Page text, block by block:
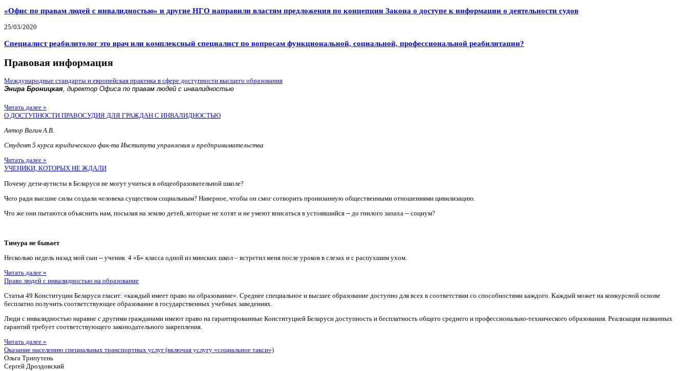
«Офис по правам людей с инвалидностью» и другие НГО направили властям предложения по концепции Закона о доступе к информации о деятельности судов
25/03/2020
Специалист реабилитолог это врач или комплексный специалист по вопросам функциональной, социальной, профессиональной реабилитации?
Правовая информация
Международные стандарты и европейская практика в сфере доступности высшего образования
Энира Броницкая, директор Офиса по правам людей с инвалидностью
Читать далее »
О ДОСТУПНОСТИ ПРАВОСУДИЯ ДЛЯ ГРАЖДАН С ИНВАЛИДНОСТЬЮ
Автор Вагин А.В.
Студент 5 курса юридического фак-та Института управления и предпринимательства
Читать далее »
УЧЕНИКИ, КОТОРЫХ НЕ ЖДАЛИ
Почему дети-аутисты в Беларуси не могут учиться в общеобразовательной школе?
Чего ради высшие силы создали человека существом социальным? Наверное, чтобы он смог сотворить пронизанную общественными отношениями цивилизацию.
Что же они пытаются объяснить нам, посылая на землю детей, которые не хотят и не умеют вписаться в устоявшийся -- до гнилого запаха -- социум?
Тимура не бывает
Несколько недель назад мой сын -- ученик 4 «Б» класса одной из минских школ – встретил меня после уроков в слезах и с распухшим ухом.
Читать далее »
Право людей с инвалидностью на образование
Статья 49 Конституции Беларуси гласит: «каждый имеет право на образование». Среднее специальное и высшее образование доступно для всех в соответствии со способностями каждого. Каждый может на конкурсной основе
бесплатно получить соответствующее образование в государственных учебных заведениях.
Люди с инвалидностью наравне с другими гражданами имеют право на гарантированные Конституцией Беларуси доступность и бесплатность общего среднего и профессионально-технического образования. Реализация названных
гарантий требует соответствующего законодательного закрепления.
Читать далее »
Оказание населению специальных транспортных услуг (включая услугу «социальное такси»)
Ольга Трипутень
Сергей Дроздовский